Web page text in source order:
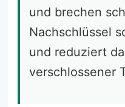
und brechen
Nachschlüssel
und reduziert
verschlossener